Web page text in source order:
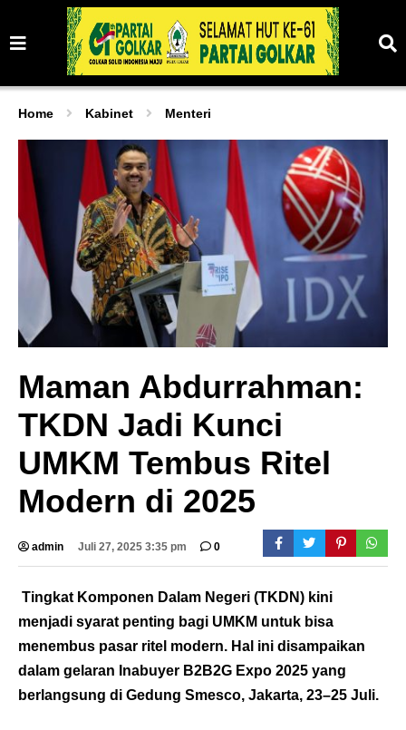
Home Kabinet Menteri
Maman Abdurrahman:
TKDN Jadi Kunci
UMKM Tembus Ritel
Modern di 2025
admin Juli 27, 2025 3:35 pm 0
Tingkat Komponen Dalam Negeri (TKDN) kini
menjadi syarat penting bagi UMKM untuk bisa
menembus pasar ritel modern. Hal ini disampaikan
dalam gelaran Inabuyer B2B2G Expo 2025 yang
berlangsung di Gedung Smesco, Jakarta, 23–25 Juli.